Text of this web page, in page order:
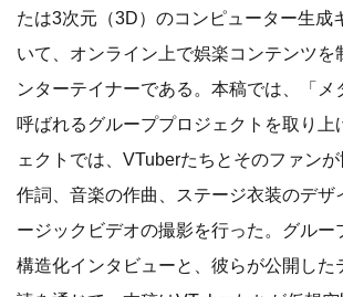
たは3次元（3D）のコンピューター生成
いて、オンライン上で娯楽コンテンツを
ンターテイナーである。本稿では、「メ
呼ばれるグループプロジェクトを取り上
ェクトでは、VTuberたちとそのファン
作詞、音楽の作曲、ステージ衣装のデザ
ージックビデオの撮影を行った。グルー
構造化インタビューと、彼らが公開した